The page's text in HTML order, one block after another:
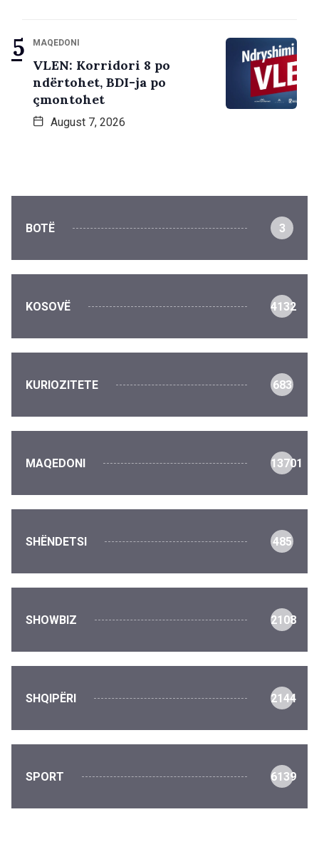
MAQEDONI
VLEN: Korridori 8 po
ndërtohet, BDI-ja po
çmontohet
August 7, 2026
BOTË 3
KOSOVË 4132
KURIOZITETE 683
MAQEDONI 13701
SHËNDETSI 485
SHOWBIZ 2108
SHQIPËRI 2144
SPORT 6139